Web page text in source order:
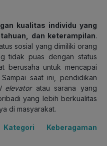
kualitas individu yang
dan keterampilan.
sosial yang dimiliki orang
tidak puas dengan status
berusaha untuk mencapai
saat ini, pendidikan
elevatoratau sarana yang
yang lebih berkualitas
di masyarakat.
Keberagaman